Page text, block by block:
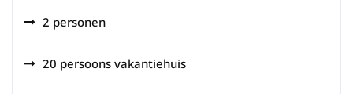
2 personen
20 persoons vakantiehuis